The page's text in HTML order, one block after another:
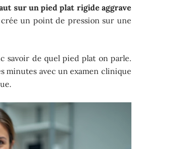
sur un pied plat rigide aggrave
un point de pression sur une
savoir de quel pied plat on parle.
minutes avec un examen clinique